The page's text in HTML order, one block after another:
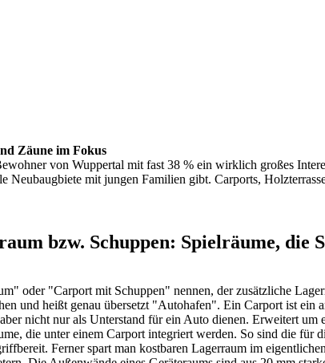
Zäune im Fokus
von Wuppertal mit fast 38 % ein wirklich großes
Neubaugbiete mit jungen Familien gibt. Carports,
bzw. Schuppen: Spielräume, die
oder "Carport mit Schuppen" nennen, der zusätzliche
und heißt genau übersetzt "Autohafen". Ein Carport ist ein
nicht nur als Unterstand für ein Auto dienen. Erweitert um
die unter einem Carport integriert werden. So sind die für
Ferner spart man kostbaren Lagerraum im